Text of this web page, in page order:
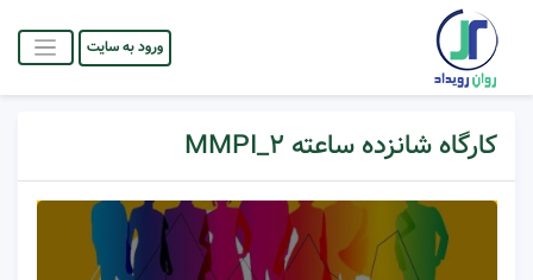
ورود به سایت
کارگاه شانزده ساعته MMPI_۲